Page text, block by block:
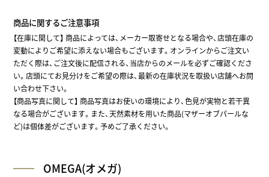
商品に関するご注意事項
【在庫に関して】商品によっては、メーカー取寄せとなる場合や、店頭在庫の
変動によりご希望に添えない場合もございます。オンラインからご注文い
ただく際は、ご注文後に配信される、当店からのメールを必ずご確認くださ
い。店頭にてお見分けをご希望の際は、最新の在庫状況を取扱い店舗へお問
い合わせ下さい。
【商品写真に関して】 商品写真はお使いの環境により、色見が実物と若干異
なる場合がございます。また、天然素材を用いた商品(マザーオブパールな
ど)は個体差がございます。予めご了承ください。
OMEGA(オメガ)